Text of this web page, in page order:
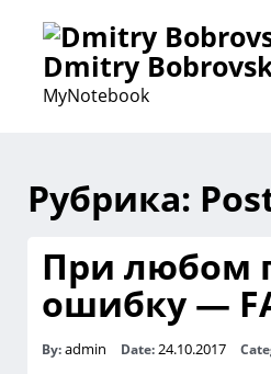
Dmitry
MyNotebook
Рубрика:
При любом
ошибку —
By:admin Date:24.10.2017